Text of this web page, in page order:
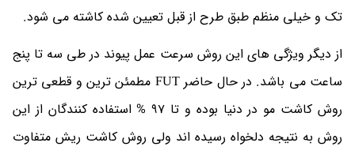
تک و خیلی منظم طبق طرح از قبل تعیین شده کاشته می شود.
از دیگر ویژگی های این روش سرعت عمل پیوند در طی سه تا پنج
ساعت می باشد. در حال حاضر FUT مطمئن ترین و قطعی ترین
روش کاشت مو در دنیا بوده و تا 97 % استفاده کنندگان از این
روش به نتیجه دلخواه رسیده اند ولی روش کاشت ریش متفاوت